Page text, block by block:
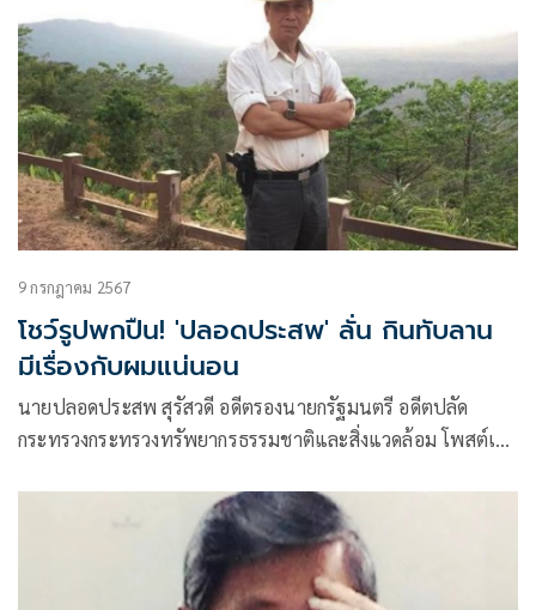
9 กรกฎาคม 2567
โชว์รูปพกปืน! 'ปลอดประสพ' ลั่น กินทับลาน
มีเรื่องกับผมแน่นอน
นายปลอดประสพ สุรัสวดี อดีตรองนายกรัฐมนตรี อดีตปลัด
กระทรวงกระทรวงทรัพยากรธรรมชาติและสิ่งแวดล้อม โพสต์เฟ